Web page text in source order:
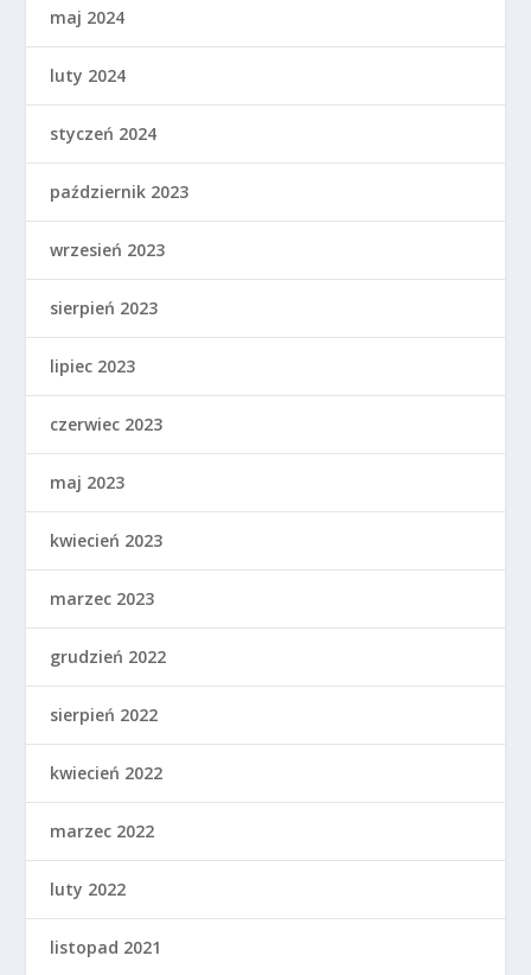
maj 2024
luty 2024
styczeń 2024
październik 2023
wrzesień 2023
sierpień 2023
lipiec 2023
czerwiec 2023
maj 2023
kwiecień 2023
marzec 2023
grudzień 2022
sierpień 2022
kwiecień 2022
marzec 2022
luty 2022
listopad 2021